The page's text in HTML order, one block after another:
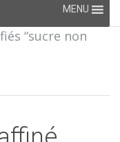
MENU
“sucre non